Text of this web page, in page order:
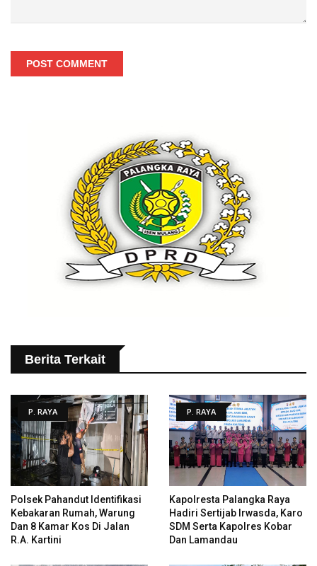
POST COMMENT
Berita Terkait
P. RAYA
Polsek Pahandut Identifikasi
Kebakaran Rumah, Warung
Dan 8 Kamar Kos Di Jalan
R.A. Kartini
P. RAYA
Kapolresta Palangka Raya
Hadiri Sertijab Irwasda, Karo
SDM Serta Kapolres Kobar
Dan Lamandau